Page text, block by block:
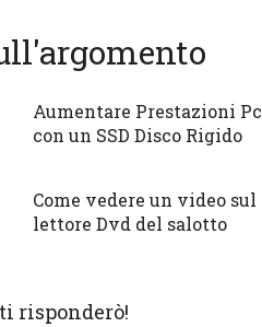
Aumentare Prestazioni Pc
con un SSD Disco Rigido
Come vedere un video sul
lettore Dvd del salotto
risponderò!